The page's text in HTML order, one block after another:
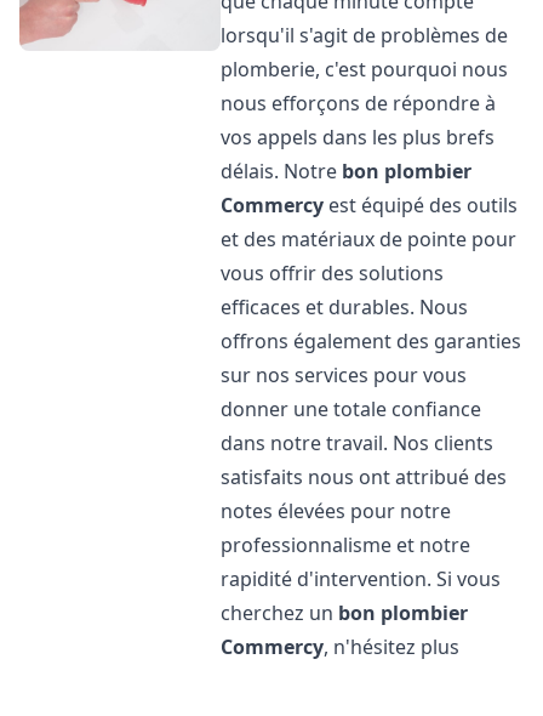
lorsqu'il s'agit de problèmes de
plomberie, c'est pourquoi nous
nous efforçons de répondre à
vos appels dans les plus brefs
délais. Notre bon plombier
Commercy est équipé des outils
et des matériaux de pointe pour
vous offrir des solutions
efficaces et durables. Nous
offrons également des garanties
sur nos services pour vous
donner une totale confiance
dans notre travail. Nos clients
satisfaits nous ont attribué des
notes élevées pour notre
professionnalisme et notre
rapidité d'intervention. Si vous
cherchez un bon plombier
Commercy, n'hésitez plus